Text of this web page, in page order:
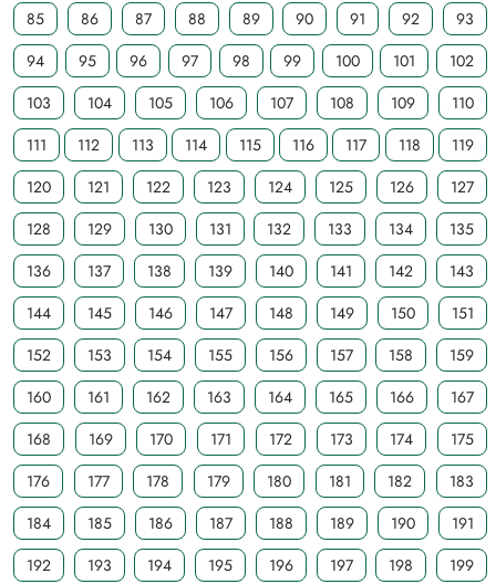
85
86 87 88 89 90 91 92
93
94
95 96 97 98 99 100 101
102
103
104 105 106 107 108 109
110
111
112 113 114 115 116 117 118
119
120
121 122 123 124 125 126
127
128
129 130 131 132 133 134
135
136
137 138 139 140 141 142
143
144
145 146 147 148 149 150
151
152
153 154 155 156 157 158
159
160
161 162 163 164 165 166
167
168
169 170 171 172 173 174
175
176
177 178 179 180 181 182
183
184
185 186 187 188 189 190
191
192
193 194 195 196 197 198
199